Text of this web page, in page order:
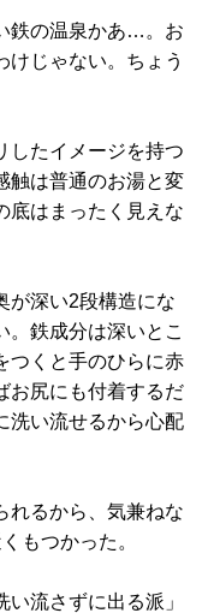
鉄の温泉かあ…。お
けじゃない。ちょう
したイメージを持つ
触は普通のお湯と変
底はまったく見えな
が深い2段構造にな
。鉄成分は深いとこ
つくと手のひらに赤
お尻にも付着するだ
洗い流せるから心配
れるから、気兼ねな
もつかった。
流さずに出る派」